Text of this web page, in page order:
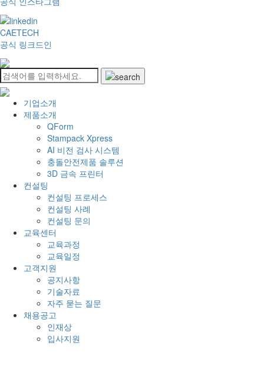
CAETECH
공식 링크드인
기업소개
제품소개
QForm
Stampack Xpress
AI 비전 검사 시스템
충돌안전제품 솔루션
3D 금속 프린터
컨설팅
컨설팅 프로세스
컨설팅 사례
컨설팅 문의
교육센터
교육과정
교육일정
고객지원
공지사항
기술자료
자주 묻는 질문
채용공고
인재상
입사지원